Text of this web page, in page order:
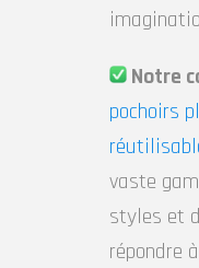
Notre
pochoirs
vaste
styles et
répondre